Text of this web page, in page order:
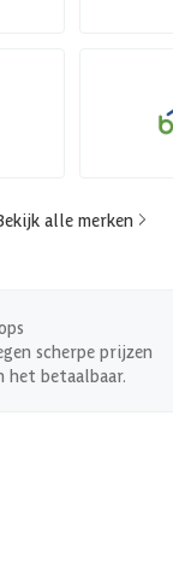
alle merken
scherpe prijzen
het betaalbaar.